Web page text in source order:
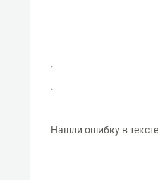
Нашли ошибку в